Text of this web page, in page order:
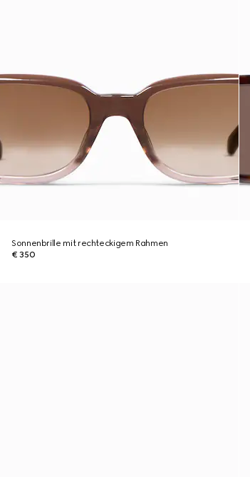
Sonnenbrille mit rechteckigem Rahmen
€ 350